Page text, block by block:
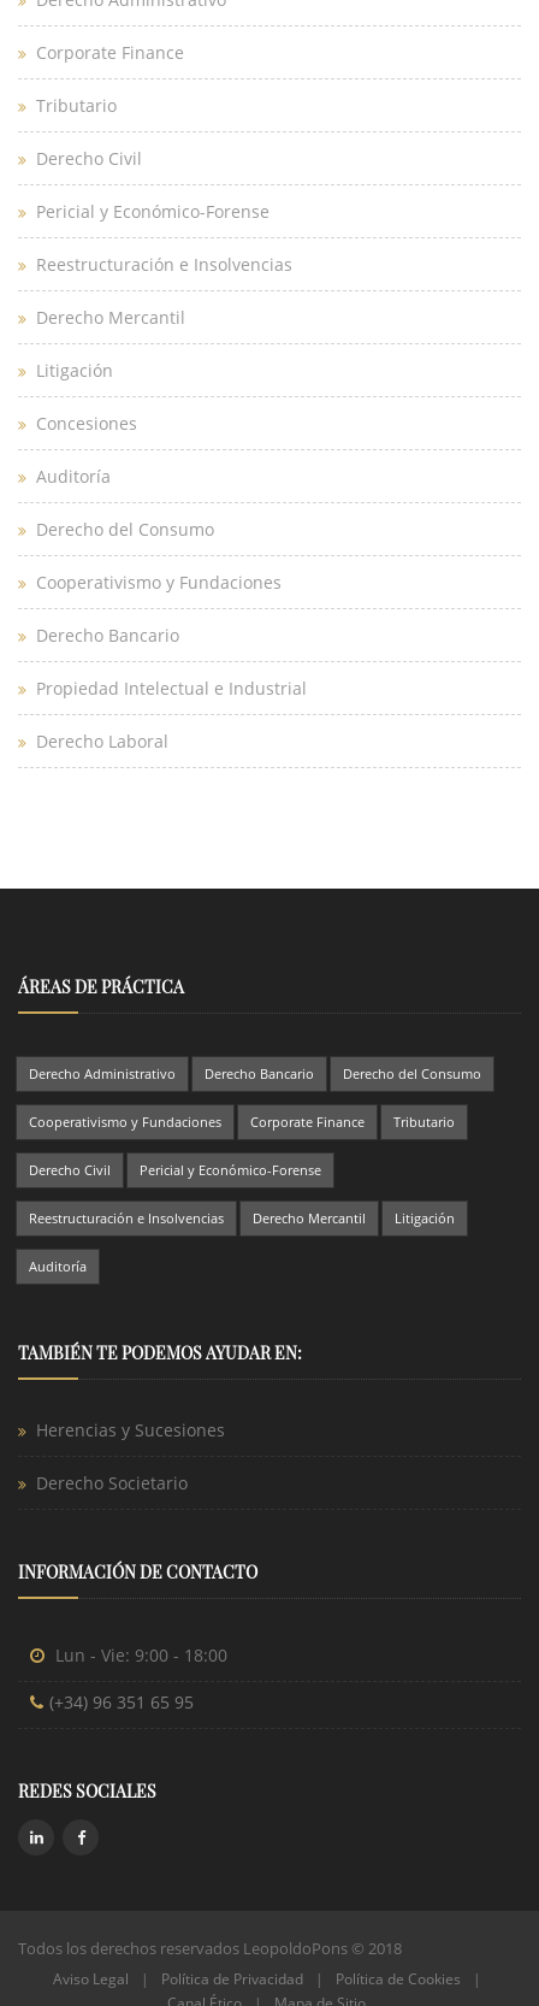
Corporate Finance
Tributario
Derecho Civil
Pericial y Económico-Forense
Reestructuración e Insolvencias
Derecho Mercantil
Litigación
Concesiones
Auditoría
Derecho del Consumo
Cooperativismo y Fundaciones
Derecho Bancario
Propiedad Intelectual e Industrial
Derecho Laboral
ÁREAS DE PRÁCTICA
Derecho Administrativo Derecho Bancario Derecho del Consumo
Cooperativismo y Fundaciones Corporate Finance Tributario
Derecho Civil Pericial y Económico-Forense
Reestructuración e Insolvencias Derecho Mercantil Litigación
Auditoría
TAMBIÉN TE PODEMOS AYUDAR EN:
Herencias y Sucesiones
Derecho Societario
INFORMACIÓN DE CONTACTO
Lun - Vie: 9:00 - 18:00
(+34) 96 351 65 95
REDES SOCIALES
Todos los derechos reservados LeopoldoPons © 2018
Aviso Legal | Política de Privacidad | Política de Cookies
|